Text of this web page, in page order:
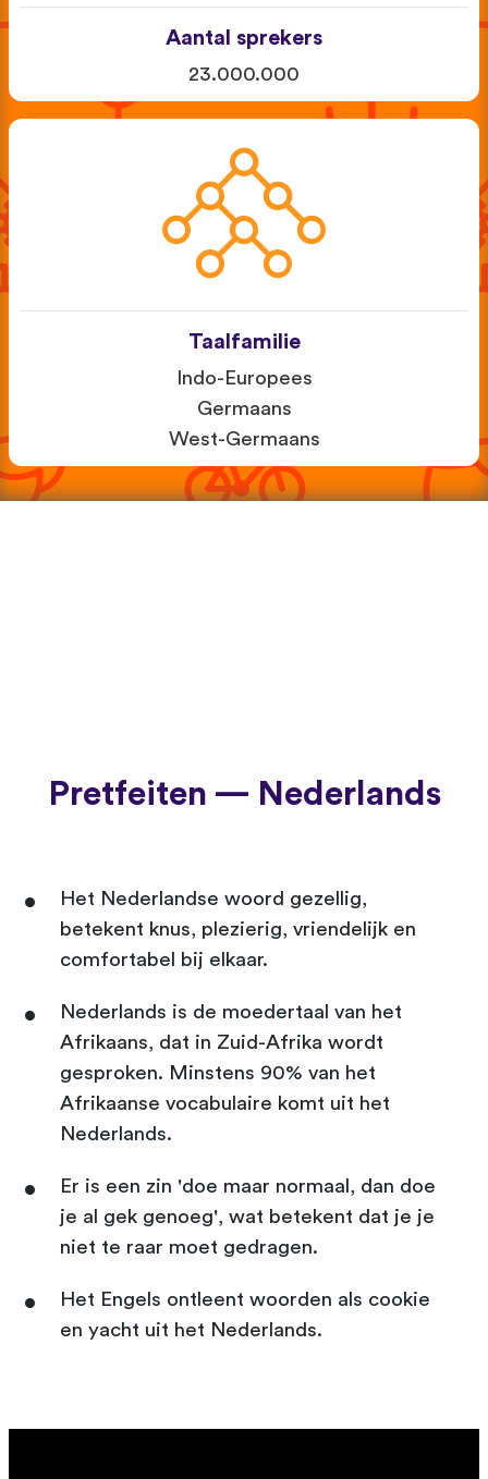
Aantal sprekers
23.000.000
Taalfamilie
Indo-Europees
Germaans
West-Germaans
Pretfeiten — Nederlands
Het Nederlandse woord gezellig,
betekent knus, plezierig, vriendelijk en
comfortabel bij elkaar.
Nederlands is de moedertaal van het
Afrikaans, dat in Zuid-Afrika wordt
gesproken. Minstens 90% van het
Afrikaanse vocabulaire komt uit het
Nederlands.
Er is een zin 'doe maar normaal, dan doe
je al gek genoeg', wat betekent dat je je
niet te raar moet gedragen.
Het Engels ontleent woorden als cookie
en yacht uit het Nederlands.